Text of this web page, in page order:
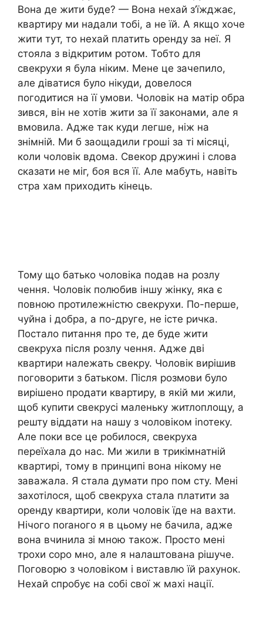
Вона де жити буде? — Вона нехай з’їжджає,
квартиру ми надали тобі, а не їй. А якщо хоче
жити тут, то нехай платить оренду за неї. Я
стояла з відкритим ротом. Тобто для
свекрухи я була ніким. Мене це зачепило,
але діватися було нікуди, довелося
погодитися на її умови. Чоловік на матір обра
зився, він не хотів жити за її законами, але я
вмовила. Адже так куди легше, ніж на
знімній. Ми б заощадили гроші за ті місяці,
коли чоловік вдома. Свекор дружині і слова
сказати не міг, боя вся її. Але мабуть, навіть
стра хам приходить кінець.
Тому що батько чоловіка подав на розлу
чення. Чоловік полюбив іншу жінку, яка є
повною протилежністю свекрухи. По-перше,
чуйна і добра, а по-друге, не істе ричка.
Постало питання про те, де буде жити
свекруха після розлу чення. Адже дві
квартири належать свекру. Чоловік вирішив
поговорити з батьком. Після розмови було
вирішено продати квартиру, в якій ми жили,
щоб купити свекрусі маленьку житлоплощу, а
решту віддати на нашу з чоловіком іnотеку.
Але поки все це робилося, свекруха
переїхала до нас. Ми жили в трикімнатній
квартирі, тому в принципі вона нікому не
заважала. Я стала думати про пом сту. Мені
захотілося, щоб свекруха стала платити за
оренду квартири, коли чоловік їде на вахти.
Нічого поrаного я в цьому не бачила, адже
вона вчинила зі мною також. Просто мені
трохи соро мно, але я налаштована рішуче.
Поговорю з чоловіком і виставлю їй рахунок.
Нехай спробує на собі свої ж махі нації.